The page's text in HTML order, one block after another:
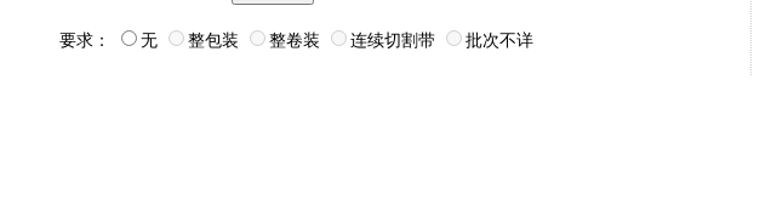
要求： 无 整包装 整卷装 连续切割带 批次不详